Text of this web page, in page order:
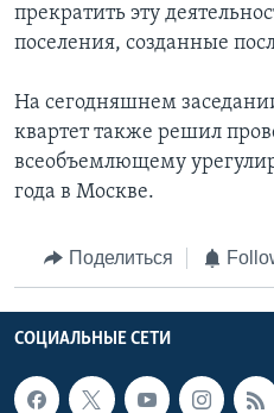
прекратить эту
поселения, созданные
На сегодняшнем
квартет также решил
всеобъемлющему
года в Москве.
Поделиться
СОЦИАЛЬНЫЕ СЕТИ